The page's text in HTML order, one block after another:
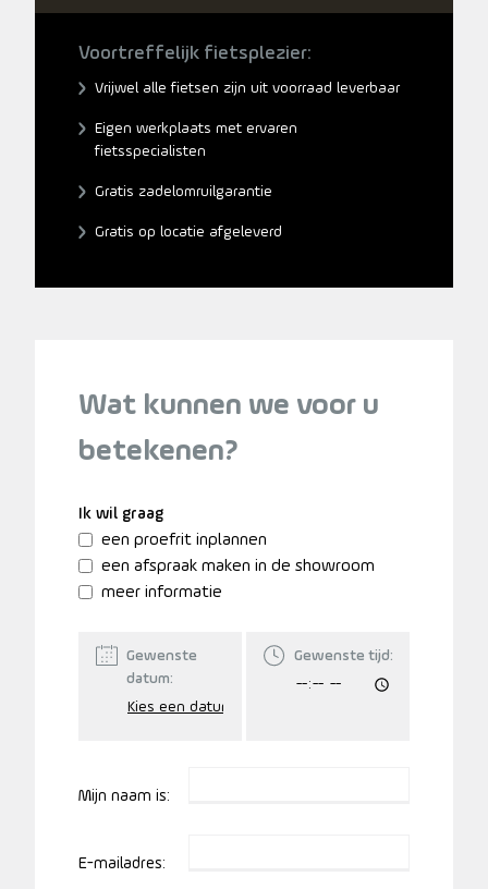
Voortreffelijk fietsplezier:
Vrijwel alle fietsen zijn uit voorraad leverbaar
Eigen werkplaats met ervaren
fietsspecialisten
Gratis zadelomruilgarantie
Gratis op locatie afgeleverd
Wat kunnen we voor u
betekenen?
Ik wil graag
een proefrit inplannen
een afspraak maken in de showroom
meer informatie
Gewenste
datum:
Gewenste tijd:
Mijn naam is:
E-mailadres: